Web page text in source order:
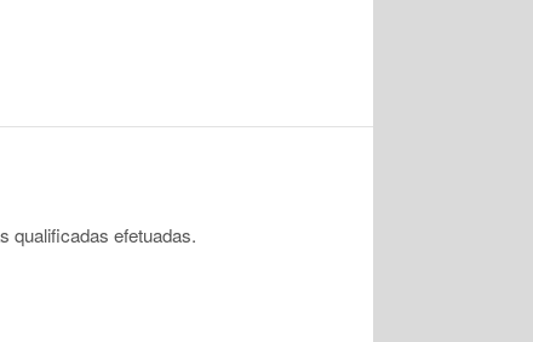
qualificadas efetuadas.